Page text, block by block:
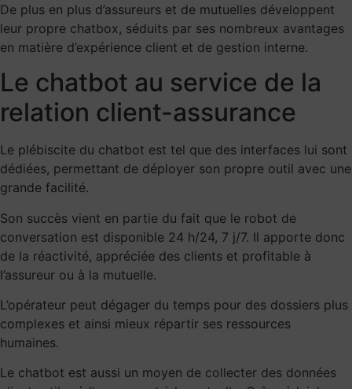
De plus en plus d’assureurs et de mutuelles développent
leur propre chatbox, séduits par ses nombreux avantages
en matière d’expérience client et de gestion interne.
Le chatbot au service de la
relation client-assurance
Le plébiscite du chatbot est tel que des interfaces lui sont
dédiées, permettant de déployer son propre outil avec une
grande facilité.
Son succès vient en partie du fait que le robot de
conversation est disponible 24 h/24, 7 j/7. Il apporte donc
de la réactivité, appréciée des clients et profitable à
l’assureur ou à la mutuelle.
L’opérateur peut dégager du temps pour des dossiers plus
complexes et ainsi mieux répartir ses ressources
humaines.
Le chatbot est aussi un moyen de collecter des données